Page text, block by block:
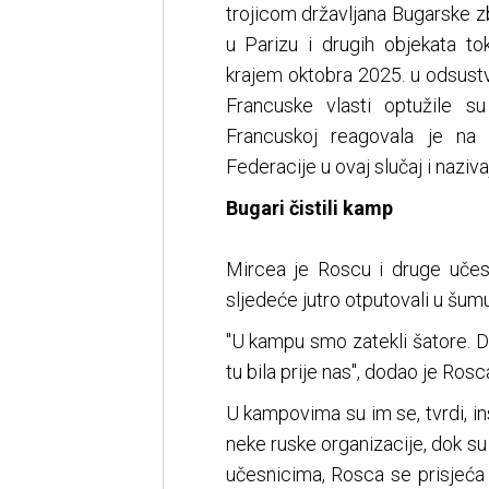
trojicom državljana Bugarske
u Parizu i drugih objekata
krajem oktobra 2025. u
Francuske vlasti optužile
Francuskoj reagovala je
Federacije u ovaj slučaj i
Bugari čistili kamp
Mircea je Roscu i druge
sljedeće jutro otputovali u
"U kampu smo zatekli šatore.
tu bila prije nas", dodao je
U kampovima su im se, tvrdi,
neke ruske organizacije, dok
učesnicima, Rosca se